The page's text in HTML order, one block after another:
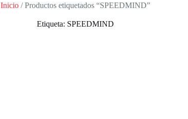
Inicio/ Productos etiquetados “SPEEDMIND”
Etiqueta: SPEEDMIND